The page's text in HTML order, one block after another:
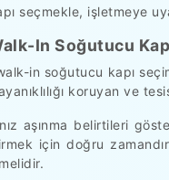
seçmekle, işletmeye
In Soğutucu
in soğutucu kapı
koruyan ve
aşınma belirtileri
için doğru